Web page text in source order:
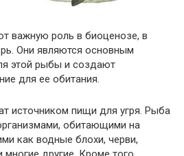
важную роль в биоценозе, в
Они являются основным
этой рыбы и создают
для ее обитания.
источником пищи для угря. Рыба
обитающими на
как водные блохи, черви,